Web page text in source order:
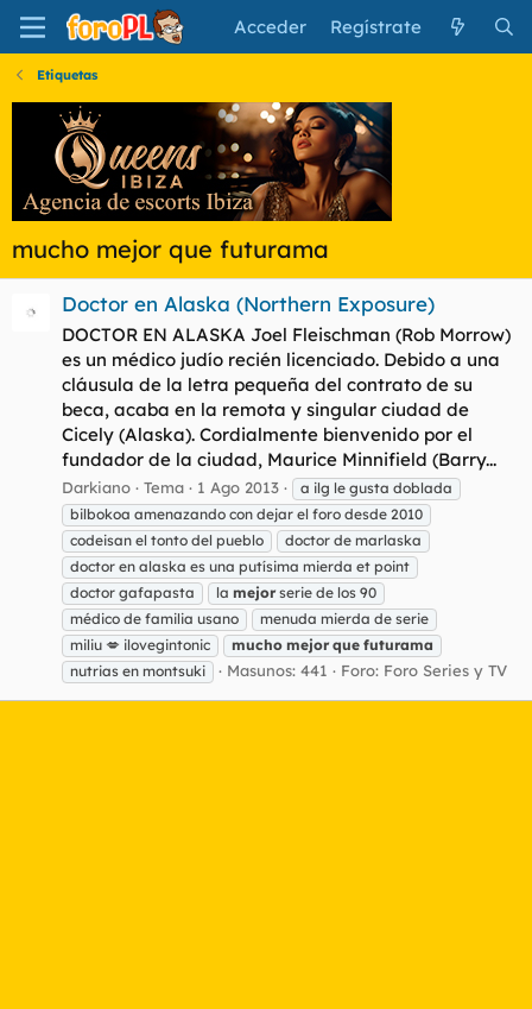
Acceder Regístrate
Etiquetas
mucho mejor que futurama
Doctor en Alaska (Northern Exposure)
DOCTOR EN ALASKA Joel Fleischman (Rob Morrow)
es un médico judío recién licenciado. Debido a una
cláusula de la letra pequeña del contrato de su
beca, acaba en la remota y singular ciudad de
Cicely (Alaska). Cordialmente bienvenido por el
fundador de la ciudad, Maurice Minnifield (Barry...
Darkiano Tema 1 Ago 2013
a ilg le gusta doblada
bilbokoa amenazando con dejar el foro desde 2010
codeisan el tonto del pueblo
doctor de marlaska
doctor en alaska es una putísima mierda et point
doctor gafapasta
la mejor serie de los 90
médico de familia usano
menuda mierda de serie
miliu 💋 ilovegintonic
mucho mejor que futurama
nutrias en montsuki
Masunos: 441 Foro: Foro Series y TV